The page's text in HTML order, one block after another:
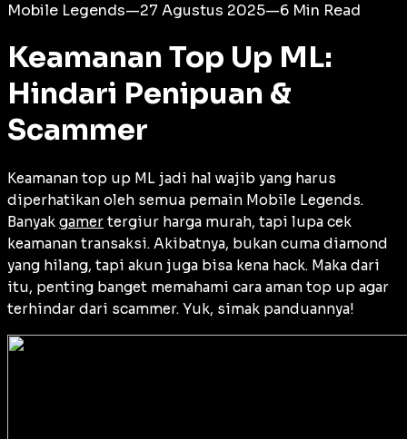
Mobile Legends—27 Agustus 2025—6 Min Read
Keamanan Top Up ML:
Hindari Penipuan &
Scammer
Keamanan top up ML jadi hal wajib yang harus
diperhatikan oleh semua pemain Mobile Legends.
Banyak gamer tergiur harga murah, tapi lupa cek
keamanan transaksi. Akibatnya, bukan cuma diamond
yang hilang, tapi akun juga bisa kena hack. Maka dari
itu, penting banget memahami cara aman top up agar
terhindar dari scammer. Yuk, simak panduannya!